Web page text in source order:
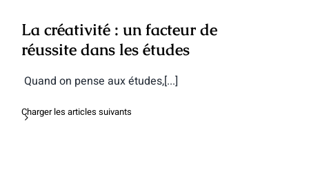
La créativité : un facteur de
réussite dans les études
Quand on pense aux études,[...]
Charger les articles suivants